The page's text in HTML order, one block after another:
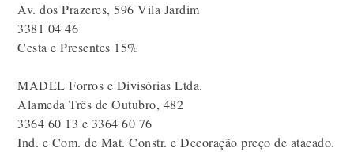
Av. dos Prazeres, 596 Vila Jardim
3381 04 46
Cesta e Presentes 15%
MADEL Forros e Divisórias Ltda.
Alameda Três de Outubro, 482
3364 60 13 e 3364 60 76
Ind. e Com. de Mat. Constr. e Decoração preço de atacado.